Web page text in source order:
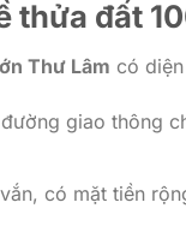
thửa đất
Thư Lâm có
giao thông
có mặt tiền